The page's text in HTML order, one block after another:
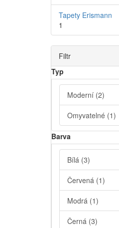
Tapety Erismann
1
Filtr
Typ
Moderní (2)
Omyvatelné (1)
Barva
Bílá (3)
Červená (1)
Modrá (1)
Černá (3)